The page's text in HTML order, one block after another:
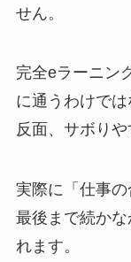
せん。
完全eラーニン
に通うわけで
反面、サボりや
実際に「仕事
最後まで続か
れます。